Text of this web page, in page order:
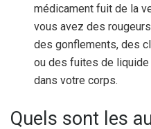
médicament fuit de la
vous avez des
des gonflements, des
ou des fuites de
dans votre corps.
Quels sont les